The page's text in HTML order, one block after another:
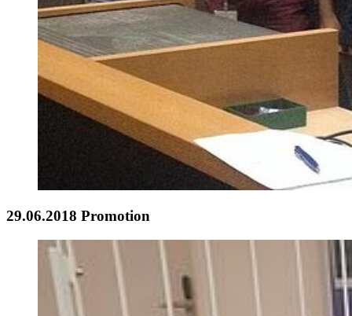
29.06.2018 Promotion